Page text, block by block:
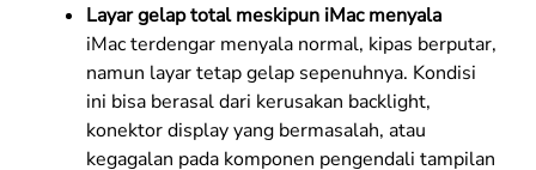
Layar gelap total meskipun iMac menyala
iMac terdengar menyala normal, kipas berputar,
namun layar tetap gelap sepenuhnya. Kondisi
ini bisa berasal dari kerusakan backlight,
konektor display yang bermasalah, atau
kegagalan pada komponen pengendali tampilan